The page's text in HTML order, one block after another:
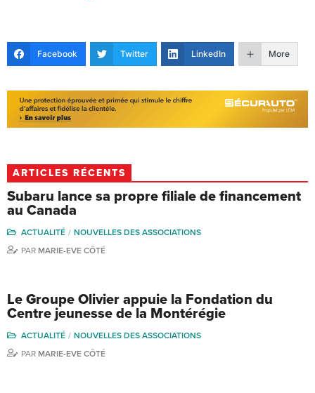
Facebook Twitter LinkedIn More
ARTICLES RÉCENTS
Subaru lance sa propre filiale de financement
au Canada
ACTUALITÉ
NOUVELLES DES ASSOCIATIONS
PAR MARIE-EVE CÔTÉ
Le Groupe Olivier appuie la Fondation du
Centre jeunesse de la Montérégie
ACTUALITÉ
NOUVELLES DES ASSOCIATIONS
PAR MARIE-EVE CÔTÉ